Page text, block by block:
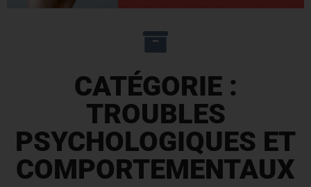
CATÉGORIE :
TROUBLES
PSYCHOLOGIQUES ET
COMPORTEMENTAUX